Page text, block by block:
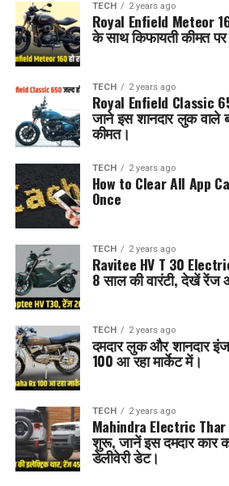
TECH 2 years ago
Royal Enfield Meteor
के साथ किफायती कीमत पर
TECH 2 years ago
Royal Enfield Classic
जाने इस शानदार लुक वाले
कीमत।
TECH 2 years ago
How to Clear All App
Once
TECH 2 years ago
Ravitee HV T 30
8 साल की वारंटी, देखें रेंज
TECH 2 years ago
दमदार लुक और शानदार
100 आ रहा मार्केट में।
TECH 2 years ago
Mahindra Electric Thar
शुरू, जानें इस दमदार कार
डेलीवेरी डेट।